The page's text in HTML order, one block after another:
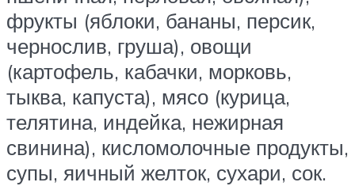
фрукты (яблоки, бананы, персик,
чернослив, груша), овощи
(картофель, кабачки, морковь,
тыква, капуста), мясо (курица,
телятина, индейка, нежирная
свинина), кисломолочные продукты,
супы, яичный желток, сухари, сок.